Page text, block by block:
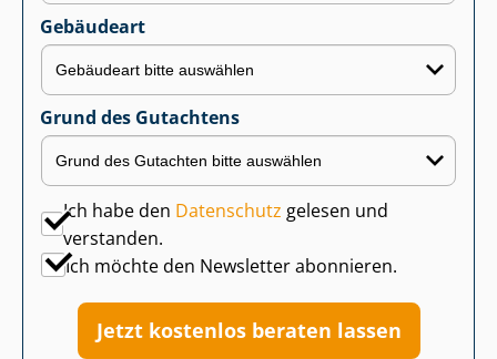
Gebäudeart
Grund des Gutachtens
Ich habe den Datenschutz gelesen und
verstanden.
Ich möchte den Newsletter abonnieren.
Jetzt kostenlos beraten lassen